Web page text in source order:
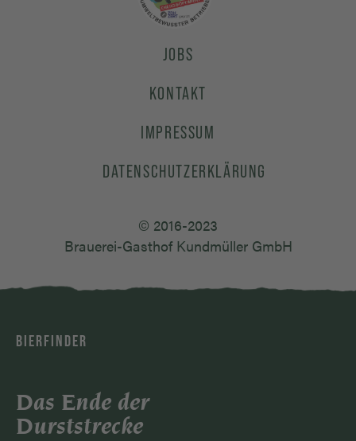
JOBS
KONTAKT
IMPRESSUM
DATENSCHUTZERKLÄRUNG
© 2016-2023
Brauerei-Gasthof Kundmüller GmbH
BIERFINDER
Das Ende der
Durststrecke